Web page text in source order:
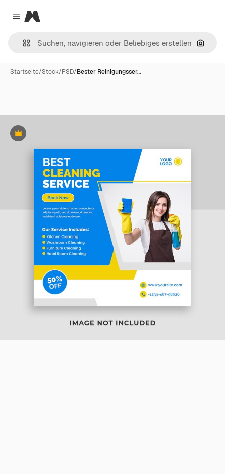
Close menu
Magnific
Nach
Startseite/Stock/PSD/Bester Reinigungsser…
Premium